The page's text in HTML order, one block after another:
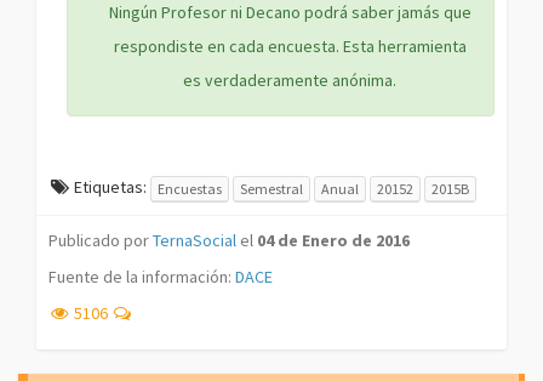
Ningún Profesor ni Decano podrá saber jamás que
respondiste en cada encuesta. Esta herramienta
es verdaderamente anónima.
Etiquetas: Encuestas Semestral Anual 20152 2015B
Publicado porTernaSocial el 04 de Enero de 2016
Fuente de la información: DACE
5106